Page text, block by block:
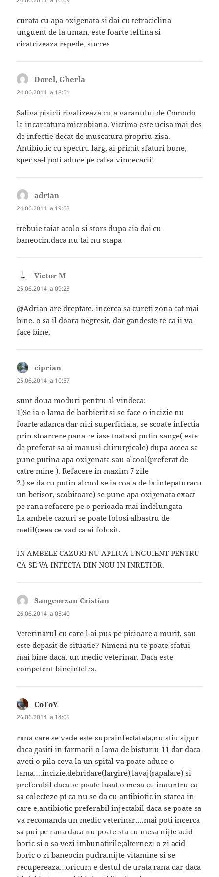
curata cu apa oxigenata si dai cu tetraciclina
unguent de la uman, este foarte ieftina si
cicatrizeaza repede, succes
Dorel, Gherla
24.06.2014 la 18:51
Saliva pisicii rivalizeaza cu a varanului de Comodo
la incarcatura microbiana. Victima este ucisa mai des
de infectie decat de muscatura propriu-zisa.
Antibiotic cu spectru larg, ai primit sfaturi bune,
sper sa-l poti aduce pe calea vindecarii!
adrian
24.06.2014 la 19:53
trebuie taiat acolo si stors dupa aia dai cu
baneocin.daca nu tai nu scapa
Victor M
25.06.2014 la 09:23
@Adrian are dreptate. incerca sa cureti zona cat mai
bine. o sa il doara negresit, dar gandeste-te ca ii va
face bine.
ciprian
25.06.2014 la 10:57
sunt doua moduri pentru al vindeca:
1)Se ia o lama de barbierit si se face o incizie nu
foarte adanca dar nici superficiala, se scoate infectia
prin stoarcere pana ce iase toata si putin sange( este
de preferat sa ai manusi chirurgicale) dupa aceea sa
pune putina apa oxigenata sau alcool(preferat de
catre mine ). Refacere in maxim 7 zile
2.) se da cu putin alcool se ia coaja de la intepaturacu
un betisor, scobitoare) se pune apa oxigenata exact
pe rana refacere pe o perioada mai indelungata
La ambele cazuri se poate folosi albastru de
metil(ceea ce vad ca ai folosit.
IN AMBELE CAZURI NU APLICA UNGUIENT PENTRU
CA SE VA INFECTA DIN NOU IN INRETIOR.
Sangeorzan Cristian
26.06.2014 la 05:40
Veterinarul cu care l-ai pus pe picioare a murit, sau
este depasit de situatie? Nimeni nu te poate sfatui
mai bine dacat un medic veterinar. Daca este
competent bineinteles.
CoToYspune:
26.06.2014 la 14:05
rana care se vede este suprainfectatata,nu stiu sigur
daca gasiti in farmacii o lama de bisturiu 11 dar daca
aveti o pila ceva la un spital va poate aduce o
lama….incizie,debridare(largire),lavaj(sapalare) si
preferabil daca se poate lasat o mesa cu inauntru ca
sa colecteze pt ca nu se da cu antibiotic in starea in
care e.antibiotic preferabil injectabil daca se poate sa
va recomanda un medic veterinar….mai poti incerca
sa pui pe rana daca nu poate sta cu mesa nijte acid
boric si o sa vezi imbunatirile;alternezi o zi acid
boric o zi baneocin pudra.nijte vitamine si se
recupereaza…oricum e destul de urata rana dar daca